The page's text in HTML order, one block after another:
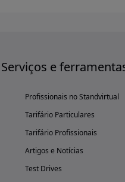
Serviços e
Profissionais no Standvirtual
Tarifário Particulares
Tarifário Profissionais
Artigos e Notícias
Test Drives